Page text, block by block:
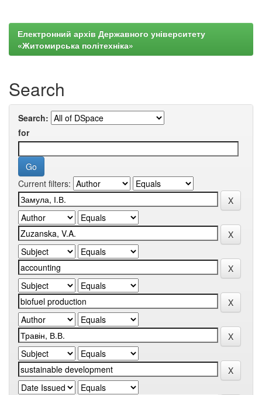
Електронний архів Державного університету
«Житомирська політехніка»
Search
Search:
for
Current filters: